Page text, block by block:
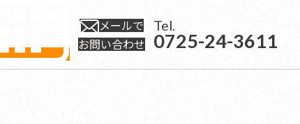
ールーム
メールで
お問い合わせ
Tel.
0725-24-3611